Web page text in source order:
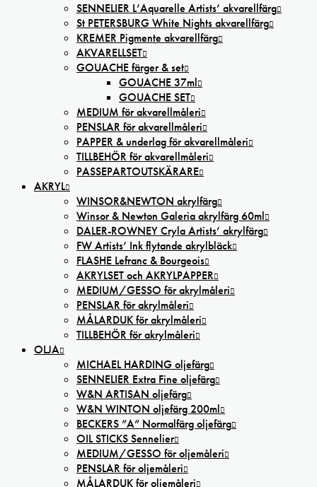
SENNELIER L’Aquarelle Artists’ akvarellfärg
St PETERSBURG White Nights akvarellfärg
KREMER Pigmente akvarellfärg
AKVARELLSET
GOUACHE färger & set
GOUACHE 37ml
GOUACHE SET
MEDIUM för akvarellmåleri
PENSLAR för akvarellmåleri
PAPPER & underlag för akvarellmåleri
TILLBEHÖR för akvarellmåleri
PASSEPARTOUTSKÄRARE
AKRYL
WINSOR&NEWTON akrylfärg
Winsor & Newton Galeria akrylfärg 60ml
DALER-ROWNEY Cryla Artists’ akrylfärg
FW Artists’ Ink flytande akrylbläck
FLASHE Lefranc & Bourgeois
AKRYLSET och AKRYLPAPPER
MEDIUM/GESSO för akrylmåleri
PENSLAR för akrylmåleri
MÅLARDUK för akrylmåleri
TILLBEHÖR för akrylmåleri
OLJA
MICHAEL HARDING oljefärg
SENNELIER Extra Fine oljefärg
W&N ARTISAN oljefärg
W&N WINTON oljefärg 200ml
BECKERS ”A” Normalfärg oljefärg
OIL STICKS Sennelier
MEDIUM/GESSO för oljemåleri
PENSLAR för oljemåleri
MÅLARDUK för oljemåleri